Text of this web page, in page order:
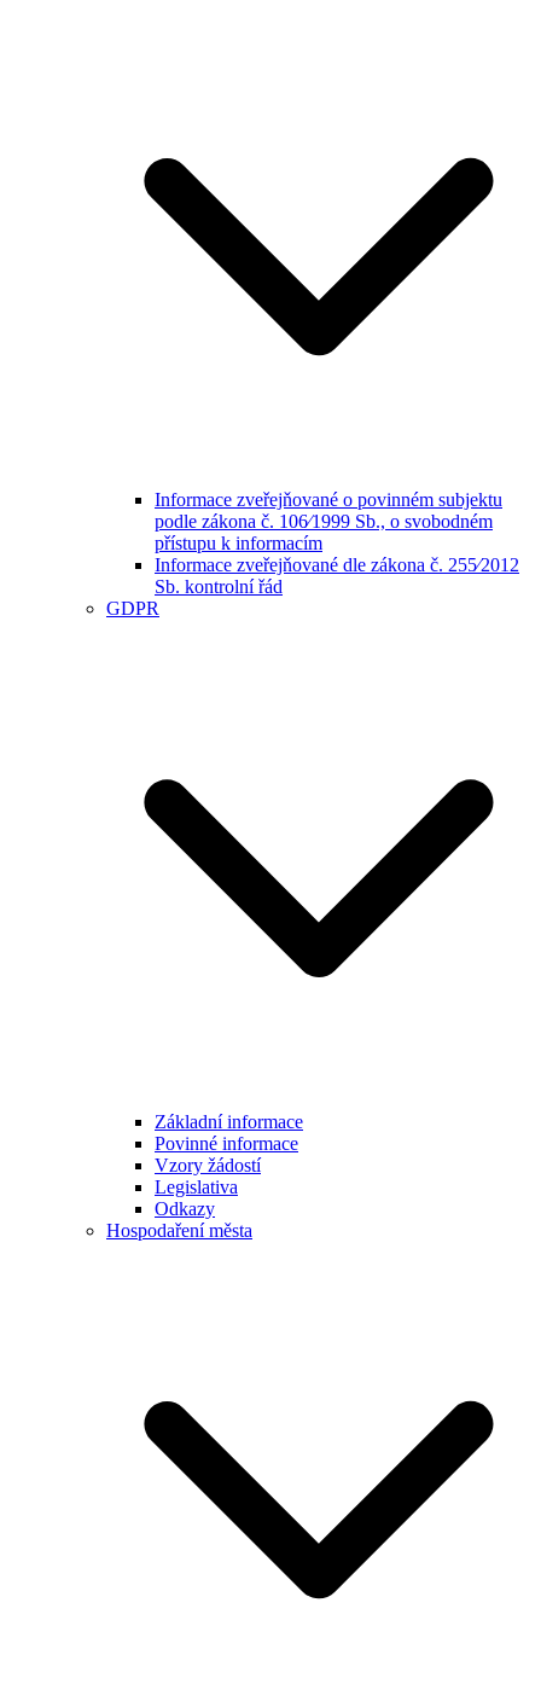
Informace zveřejňované o povinném subjektu
podle zákona č. 106⁄1999 Sb., o svobodném
přístupu k informacím
Informace zveřejňované dle zákona č. 255⁄2012
Sb. kontrolní řád
GDPR
Základní informace
Povinné informace
Vzory žádostí
Legislativa
Odkazy
Hospodaření města